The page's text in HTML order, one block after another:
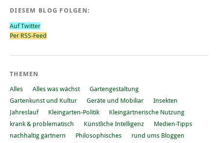
DIESEM BLOG FOLGEN:
Auf Twitter
Per RSS-Feed
THEMEN
Alles Alles was wächst
Gartengestaltung
Gartenkunst und Kultur
Geräte und Mobiliar
Insekten
Jahreslauf
Kleingarten-Politik
Kleingärtnerische Nutzung
krank & problematisch
Künstliche Intelligenz
Medien-Tipps
nachhaltig gärtnern
Philosophisches
rund ums Bloggen